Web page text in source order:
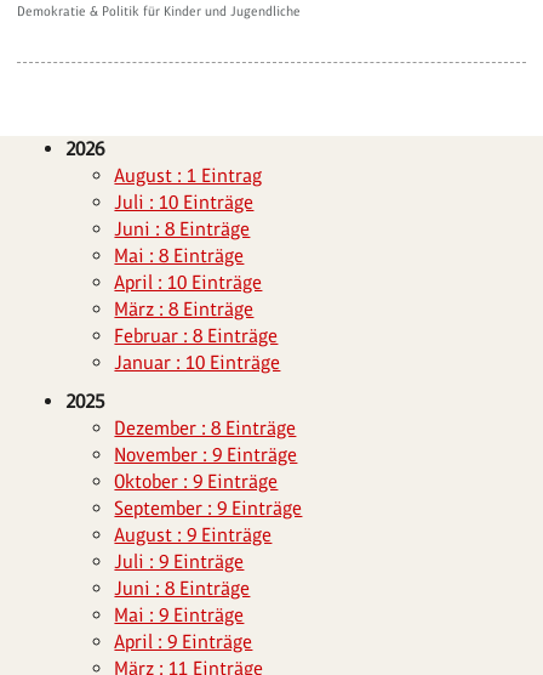
Demokratie & Politik für Kinder und Jugendliche
2026
August : 1 Eintrag
Juli : 10 Einträge
Juni : 8 Einträge
Mai : 8 Einträge
April : 10 Einträge
März : 8 Einträge
Februar : 8 Einträge
Januar : 10 Einträge
2025
Dezember : 8 Einträge
November : 9 Einträge
Oktober : 9 Einträge
September : 9 Einträge
August : 9 Einträge
Juli : 9 Einträge
Juni : 8 Einträge
Mai : 9 Einträge
April : 9 Einträge
März : 11 Einträge